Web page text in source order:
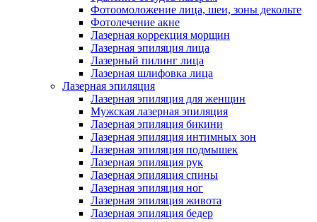
Фотоомоложение лица, шеи, зоны декольте
Фотолечение акне
Лазерная коррекция морщин
Лазерная эпиляция лица
Лазерный пилинг лица
Лазерная шлифовка лица
Лазерная эпиляция
Лазерная эпиляция для женщин
Мужская лазерная эпиляция
Лазерная эпиляция бикини
Лазерная эпиляция интимных зон
Лазерная эпиляция подмышек
Лазерная эпиляция рук
Лазерная эпиляция спины
Лазерная эпиляция ног
Лазерная эпиляция живота
Лазерная эпиляция бедер